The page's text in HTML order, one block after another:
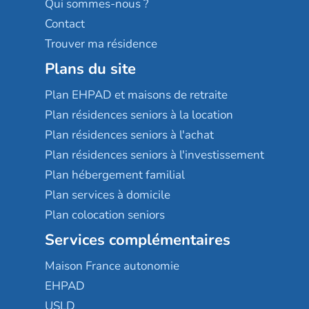
Qui sommes-nous ?
Contact
Trouver ma résidence
Plans du site
Plan EHPAD et maisons de retraite
Plan résidences seniors à la location
Plan résidences seniors à l'achat
Plan résidences seniors à l'investissement
Plan hébergement familial
Plan services à domicile
Plan colocation seniors
Services complémentaires
Maison France autonomie
EHPAD